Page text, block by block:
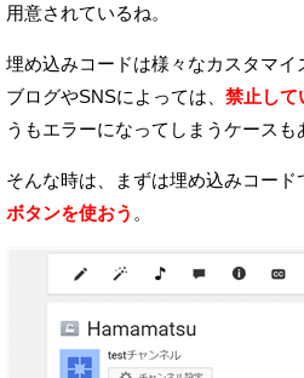
用意されているね。
埋め込みコードは様々なカスタマイ
ブログやSNSによっては、 禁止して
うもエラーになってしまうケースも
そんな時は、まずは埋め込みコード
ボタンを使おう 。